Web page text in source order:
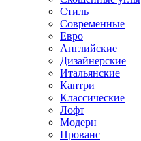
Стиль
Современные
Евро
Английские
Дизайнерские
Итальянские
Кантри
Классические
Лофт
Модерн
Прованс